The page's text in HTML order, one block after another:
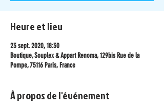
Heure et lieu
23 sept. 2020, 18:30
Boutique, Souplex & Appart Renoma, 129bis Rue de la
Pompe, 75116 Paris, France
À propos de l'événement